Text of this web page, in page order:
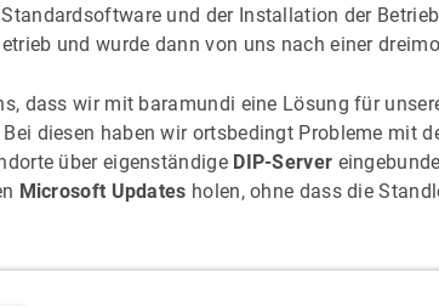
und der Installation der
und wurde dann von uns nach einer
dass wir mit baramundi eine Lösung für
diesen haben wir ortsbedingt Probleme mit
über eigenständige DIP-Server
Microsoft Updates holen, ohne dass die